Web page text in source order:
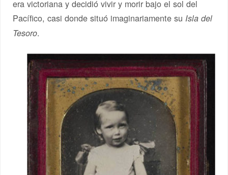
era victoriana y decidió vivir y morir bajo el sol del
Pacífico, casi donde situó imaginariamente su Isla del
Tesoro.